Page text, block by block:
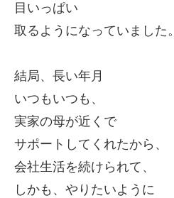
目いっぱい
取るようになっていました。
結局、長い年月
いつもいつも、
実家の母が近くで
サポートしてくれたから、
会社生活を続けられて、
しかも、やりたいように